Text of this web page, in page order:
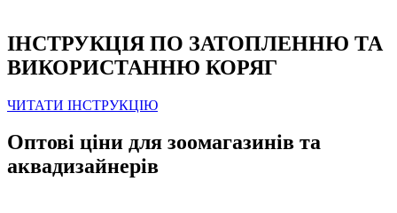
ІНСТРУКЦІЯ ПО ЗАТОПЛЕННЮ ТА
ВИКОРИСТАННЮ КОРЯГ
ЧИТАТИ ІНСТРУКЦІЮ
Оптові ціни для зоомагазинів та
аквадизайнерів